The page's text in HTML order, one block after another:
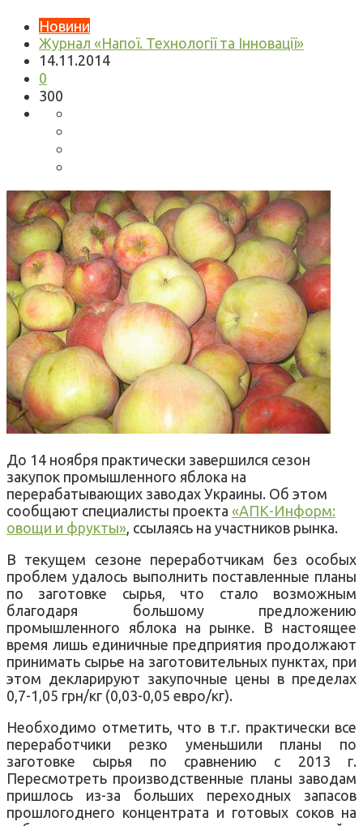
Новини
Журнал «Напої. Технології та Інновації»
14.11.2014
0
300
До 14 ноября практически завершился сезон
закупок промышленного яблока на
перерабатывающих заводах Украины. Об этом
сообщают специалисты проекта «АПК-Информ:
овощи и фрукты» , ссылаясь на участников рынка.
В текущем сезоне переработчикам без особых
проблем удалось выполнить поставленные планы
по заготовке сырья, что стало возможным
благодаря большому предложению
промышленного яблока на рынке. В настоящее
время лишь единичные предприятия продолжают
принимать сырье на заготовительных пунктах, при
этом декларируют закупочные цены в пределах
0,7-1,05 грн/кг (0,03-0,05 евро/кг).
Необходимо отметить, что в т.г. практически все
переработчики резко уменьшили планы по
заготовке сырья по сравнению с 2013 г.
Пересмотреть производственные планы заводам
пришлось из-за больших переходных запасов
прошлогоднего концентрата и готовых соков на